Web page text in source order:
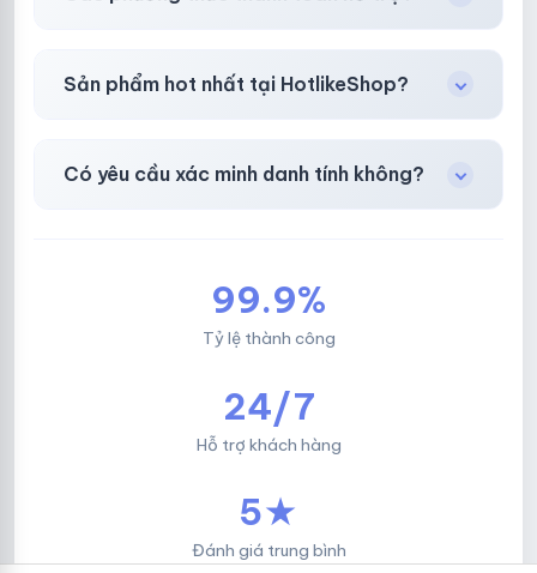
các ví điện tử phổ biến.
Sản phẩm hot nhất tại HotlikeShop?
Có yêu cầu xác minh danh tính không?
99.9%
Tỷ lệ thành công
24/7
Hỗ trợ khách hàng
5★
Đánh giá trung bình